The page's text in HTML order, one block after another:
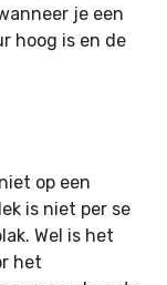
je een
hoog is en de
op een
is niet per se
Wel is het
het